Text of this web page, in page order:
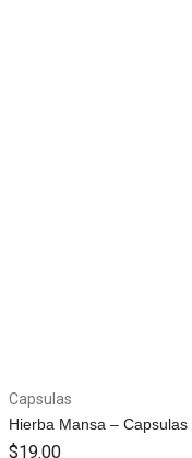
Capsulas
Hierba Mansa – Capsulas
$19.00